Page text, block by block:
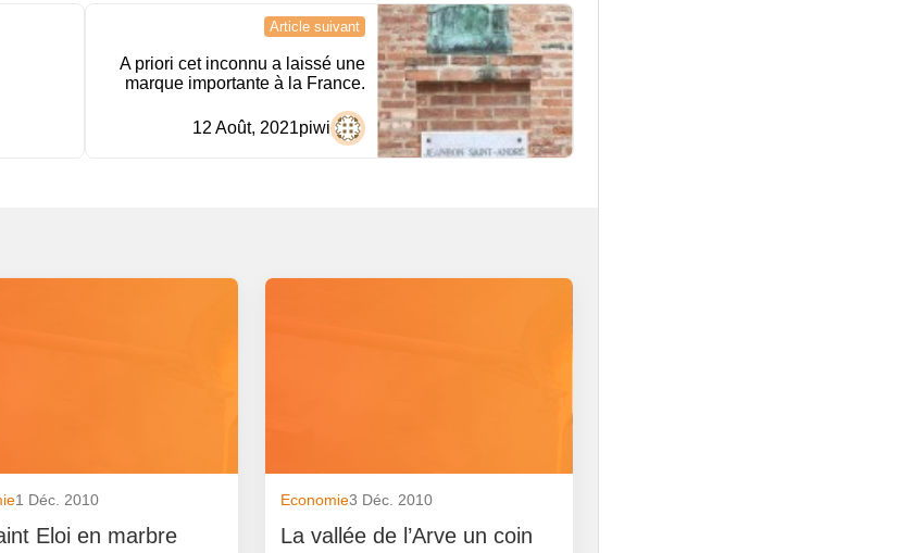
Article suivant
A priori cet inconnu a laissé une
marque importante à la France.
piwi
12 Août, 2021
1 Déc. 2010
Eloi en marbre
Economie3 Déc. 2010
La vallée de l’Arve un coin